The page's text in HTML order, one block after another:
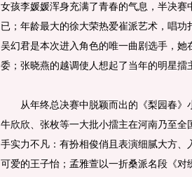
女孩李媛媛浑身充满了青春的气息，半决
已；年龄最大的徐大荣热爱崔派艺术，唱功
吴幻君是本次进入角色的唯一曲剧选手，
委；张晓燕的越调使人想起了当年的明星擂
从年终总决赛中脱颖而出的《梨园春》
牛欣欣、张枚等一大批小擂主在河南乃至
手实力不凡：有扮相俊俏且表演细腻大方
可爱的王子怡；孟雅萱以一折桑派名段《